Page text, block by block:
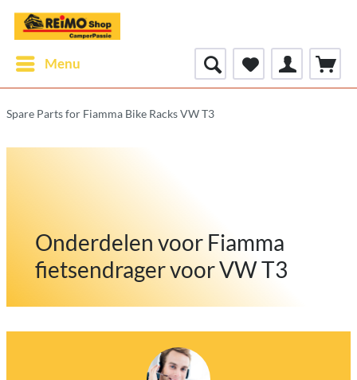
Menu
Spare Parts for Fiamma Bike Racks VW T3
Onderdelen voor Fiamma
fietsendrager voor VW T3